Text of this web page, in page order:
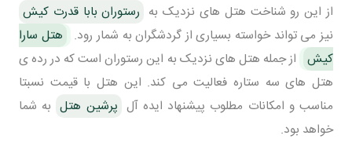
از این رو شناخت هتل های نزدیک به رستوران بابا قدرت کیش
نیز می تواند خواسته بسیاری از گردشگران به شمار رود.
هتل سارا
کیش از جمله هتل های نزدیک به این رستوران است که در رده ی
هتل های سه ستاره فعالیت می کند. این هتل با قیمت نسبتا
مناسب و امکانات مطلوب پیشنهاد ایده آل پرشین هتل به شما
خواهد بود.